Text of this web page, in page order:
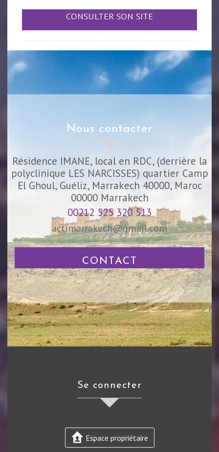
CONSULTER SON SITE
nous contacter
Résidence IMANE, local en RDC, (derrière la
polyclinique LES NARCISSES) quartier Camp
El Ghoul, Guéliz, Marrakech 40000, Maroc
00000 Marrakech
00212 525 320 513
actimarrakech@gmail.com
CONTACT
se connecter
Espace propriétaire